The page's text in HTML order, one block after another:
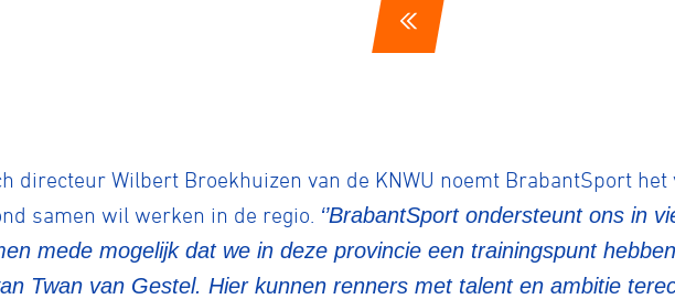
directeur Wilbert Broekhuizen van de KNWU noemt BrabantSport het
samen wil werken in de regio. ‘’BrabantSport ondersteunt ons in
mede mogelijk dat we in deze provincie een trainingspunt
Twan van Gestel. Hier kunnen renners met talent en ambitie
Wegwielrennen
BMX Race